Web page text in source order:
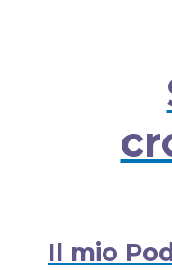
Il mio